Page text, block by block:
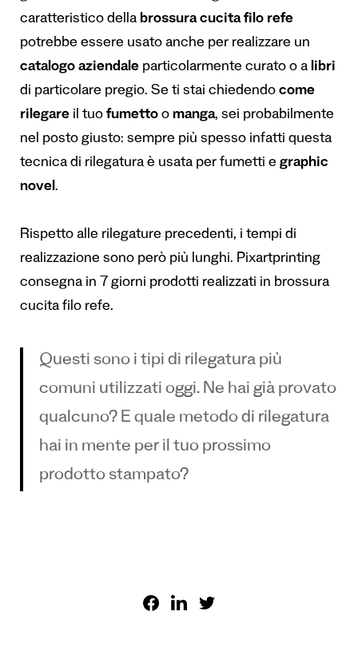
caratteristico della brossura cucita filo refe
potrebbe essere usato anche per realizzare un
catalogo aziendale particolarmente curato o a libri
di particolare pregio. Se ti stai chiedendo come
rilegare il tuo fumetto o manga, sei probabilmente
nel posto giusto: sempre più spesso infatti questa
tecnica di rilegatura è usata per fumetti e graphic
novel.
Rispetto alle rilegature precedenti, i tempi di
realizzazione sono però più lunghi. Pixartprinting
consegna in 7 giorni prodotti realizzati in brossura
cucita filo refe.
Questi sono i tipi di rilegatura più
comuni utilizzati oggi. Ne hai già provato
qualcuno? E quale metodo di rilegatura
hai in mente per il tuo prossimo
prodotto stampato?